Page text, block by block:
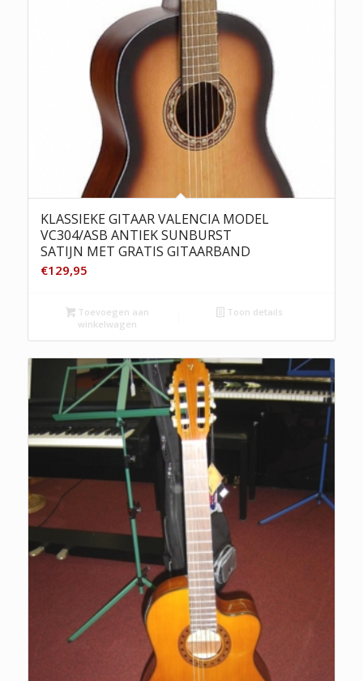
KLASSIEKE GITAAR VALENCIA MODEL
VC304/ASB ANTIEK SUNBURST
SATIJN MET GRATIS GITAARBAND
€129,95
Toevoegen aan
winkelwagen
Toon details